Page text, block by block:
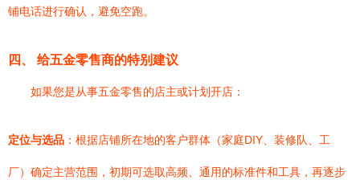
铺电话进行确认，避免空跑。
四、 给五金零售商的特别建议
如果您是从事五金零售的店主或计划开店：
定位与选品 ：根据店铺所在地的客户群体（家庭DIY、装修队、工
厂）确定主营范围，初期可选取高频、通用的标准件和工具，再逐步